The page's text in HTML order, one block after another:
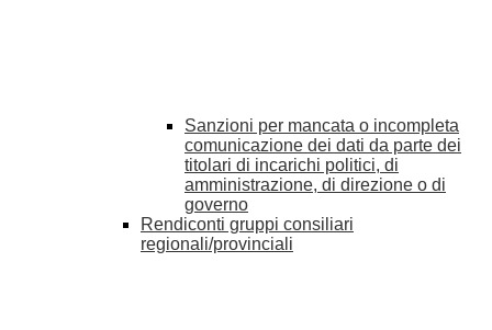
Sanzioni per mancata o incompleta
comunicazione dei dati da parte dei
titolari di incarichi politici, di
amministrazione, di direzione o di
governo
Rendiconti gruppi consiliari
regionali/provinciali